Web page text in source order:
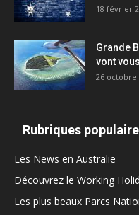
18 février
Grande
vont
26 octobre
Rubriques
Les News en Australie
Découvrez le Working
Les plus beaux Parcs